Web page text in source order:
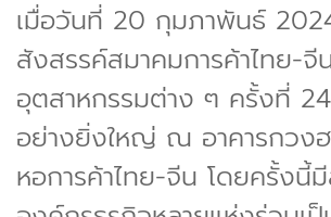
เมื่อวันที่ 20 กุมภาพันธ์
สังสรรค์สมาคมการค้าไทย-จี
อุตสาหกรรมต่าง ๆ ครั้งที่
อย่างยิ่งใหญ่ ณ อาคารกวง
หอการค้าไทย-จีน โดยครั้งนี้